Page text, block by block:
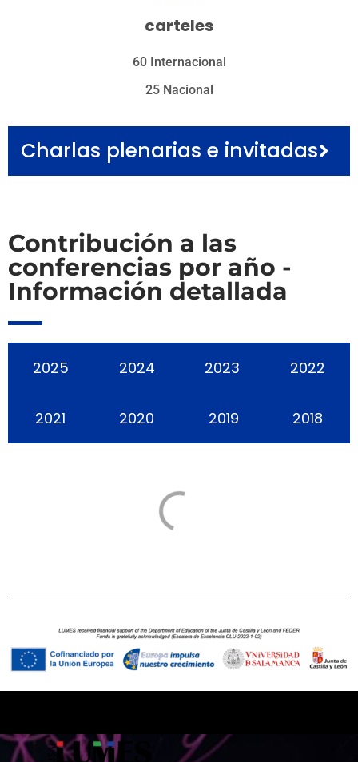
carteles
60 Internacional
25 Nacional
Charlas plenarias e invitadas
Contribución a las
conferencias por año -
Información detallada
2025 2024 2023 2022
2021 2020 2019 2018